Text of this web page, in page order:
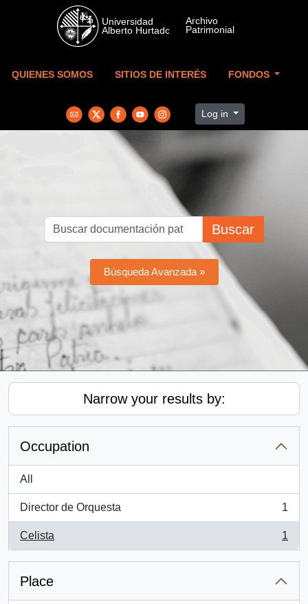
Skip to main content
QUIENES SOMOS SITIOS DE INTERÉS FONDOS
Log in
Buscar
Búsqueda Avanzada »
Narrow your results by:
Occupation
All
Director de Orquesta
, 1 results
1
Celista
, 1 results
1
Place